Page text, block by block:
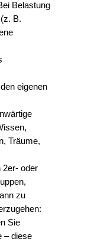
Belastung
B.
eigenen
Träume,
2er- oder
zu
Sie
– diese